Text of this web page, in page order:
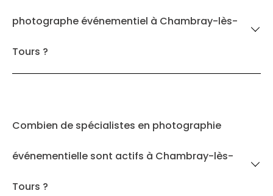
photographe événementiel à Chambray-lès-
Tours ?
Combien de spécialistes en photographie
événementielle sont actifs à Chambray-lès-
Tours ?